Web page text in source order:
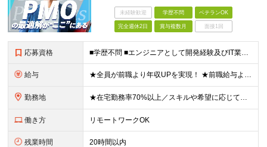
未経験歓迎 学歴不問 ベテランOK
完全週休2日 賞与複数月 面接1回
応募資格 ■学歴不問 ■エンジニアとして開発経験及びIT業界でのマネジメント経験をお持ちの方 ≪こんな想いをお持ちの方にピッタリ≫ ◎大規模案件にマネジメントポジションとして携わりたい ◎今より収入もスキルも
給与 ★全員が前職より年収UPを実現！ ★前職給与より120％アップ実績あり ★前職給与を最大限に考慮 ★入社4年目で年収800万円の社員も在籍！ 年俸420万円～960万円（1/12を毎月支給）＋インセ
勤務地 ★在宅勤務率70%以上／スキルや希望に応じてフルリモートも可 ★転勤なし 本社または一都三県のプロジェクト先（メインは東京23区内）にて勤務いただきます！ 【本社】 東京都荒川区西日暮里5-10-
働き方 リモートワークOK
残業時間 20時間以内